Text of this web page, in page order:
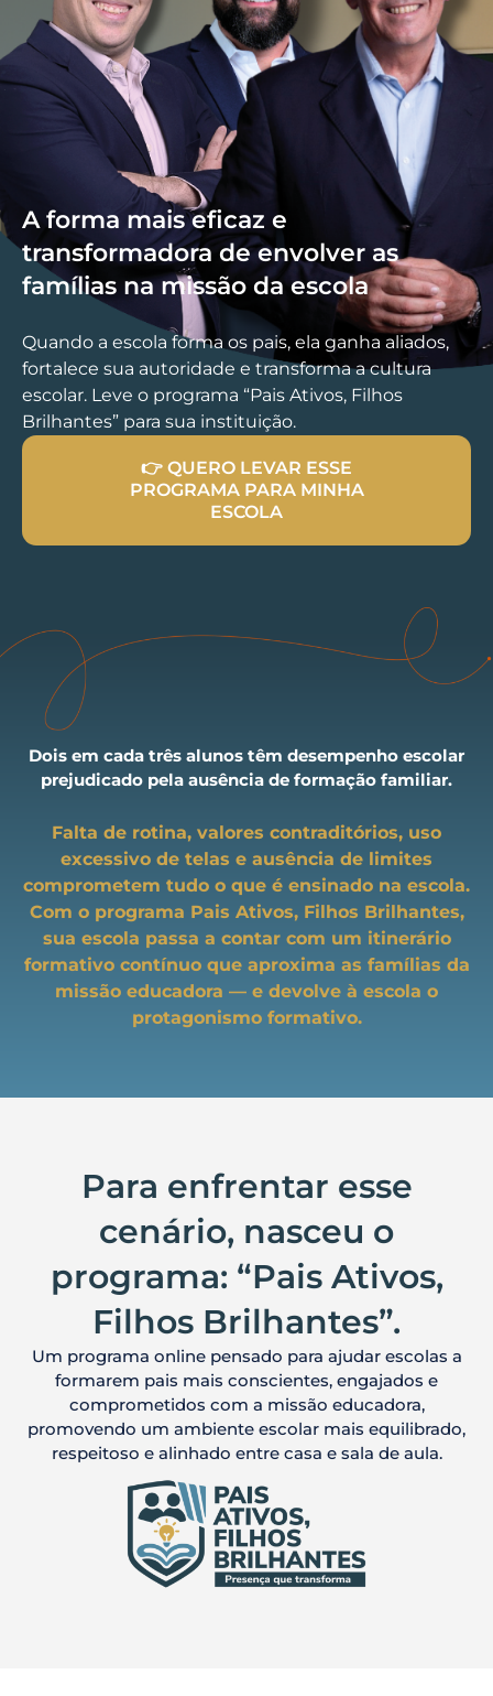
A forma mais eficaz e
transformadora de envolver as
famílias na missão da escola
Quando a escola forma os pais, ela ganha aliados,
fortalece sua autoridade e transforma a cultura
escolar. Leve o programa “Pais Ativos, Filhos
Brilhantes” para sua instituição.
👉 QUERO LEVAR ESSE
PROGRAMA PARA MINHA
ESCOLA
Dois em cada três alunos têm desempenho escolar
prejudicado pela ausência de formação familiar.
Falta de rotina, valores contraditórios, uso
excessivo de telas e ausência de limites
comprometem tudo o que é ensinado na escola.
Com o programa Pais Ativos, Filhos Brilhantes,
sua escola passa a contar com um itinerário
formativo contínuo que aproxima as famílias da
missão educadora — e devolve à escola o
protagonismo formativo.
Para enfrentar esse
cenário, nasceu o
programa: “Pais Ativos,
Filhos Brilhantes”.
Um programa online pensado para ajudar escolas a
formarem pais mais conscientes, engajados e
comprometidos com a missão educadora,
promovendo um ambiente escolar mais equilibrado,
respeitoso e alinhado entre casa e sala de aula.